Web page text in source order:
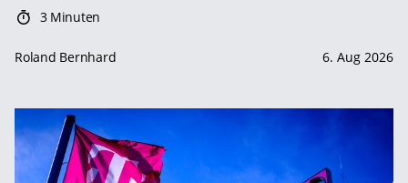
3 Minuten
Roland Bernhard 6. Aug 2026